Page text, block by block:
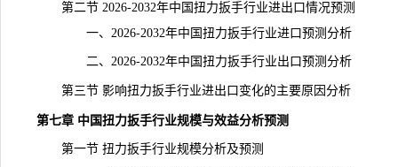
第二节 2026-2032年中国扭力扳手行业进出口情况预测
一、2026-2032年中国扭力扳手行业进口预测分析
二、2026-2032年中国扭力扳手行业出口预测分析
第三节 影响扭力扳手行业进出口变化的主要原因分析
第七章 中国扭力扳手行业规模与效益分析预测
第一节 扭力扳手行业规模分析及预测